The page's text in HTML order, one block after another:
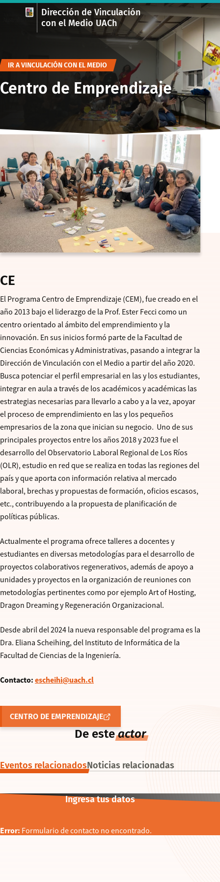
Dirección de Vinculación
con el Medio UACh
IR A VINCULACIÓN CON EL MEDIO
Centro de Emprendizaje
CE
El Programa Centro de Emprendizaje (CEM), fue creado en el
año 2013 bajo el liderazgo de la Prof. Ester Fecci como un
centro orientado al ámbito del emprendimiento y la
innovación. En sus inicios formó parte de la Facultad de
Ciencias Económicas y Administrativas, pasando a integrar la
Dirección de Vinculación con el Medio a partir del año 2020.
Busca potenciar el perfil empresarial en las y los estudiantes,
integrar en aula a través de los académicos y académicas las
estrategias necesarias para llevarlo a cabo y a la vez, apoyar
el proceso de emprendimiento en las y los pequeños
empresarios de la zona que inician su negocio. Uno de sus
principales proyectos entre los años 2018 y 2023 fue el
desarrollo del Observatorio Laboral Regional de Los Ríos
(OLR), estudio en red que se realiza en todas las regiones del
país y que aporta con información relativa al mercado
laboral, brechas y propuestas de formación, oficios escasos,
etc., contribuyendo a la propuesta de planificación de
políticas públicas.
Actualmente el programa ofrece talleres a docentes y
estudiantes en diversas metodologías para el desarrollo de
proyectos colaborativos regenerativos, además de apoyo a
unidades y proyectos en la organización de reuniones con
metodologías pertinentes como por ejemplo Art of Hosting,
Dragon Dreaming y Regeneración Organizacional.
Desde abril del 2024 la nueva responsable del programa es la
Dra. Eliana Scheihing, del Instituto de Informática de la
Facultad de Ciencias de la Ingeniería.
Contacto: escheihi@uach.cl
CENTRO DE EMPRENDIZAJE
De esteactor
Eventos relacionadosNoticias relacionadas
Ingresa tus datos
Error: Formulario de contacto no encontrado.